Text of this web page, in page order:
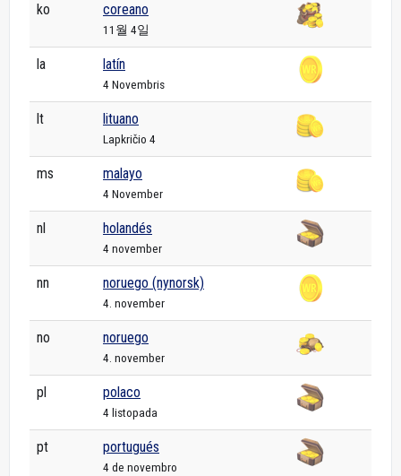
ko coreano
11월 4일
la latín
4 Novembris
lt lituano
Lapkričio 4
ms malayo
4 November
nl holandés
4 november
nn noruego (nynorsk)
4. november
no noruego
4. november
pl polaco
4 listopada
pt portugués
4 de novembro